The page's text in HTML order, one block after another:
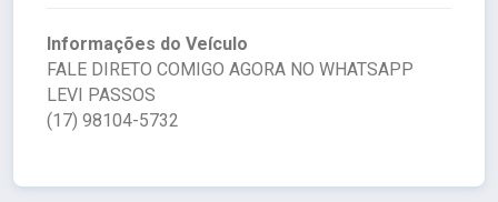
Informações do Veículo
FALE DIRETO COMIGO AGORA NO WHATSAPP
LEVI PASSOS
(17) 98104-5732